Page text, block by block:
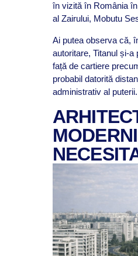
în vizită în România
al Zairului, Mobutu
Ai putea observa că,
autoritare, Titanul și-
față de cartiere
probabil datorită
administrativ al puterii.